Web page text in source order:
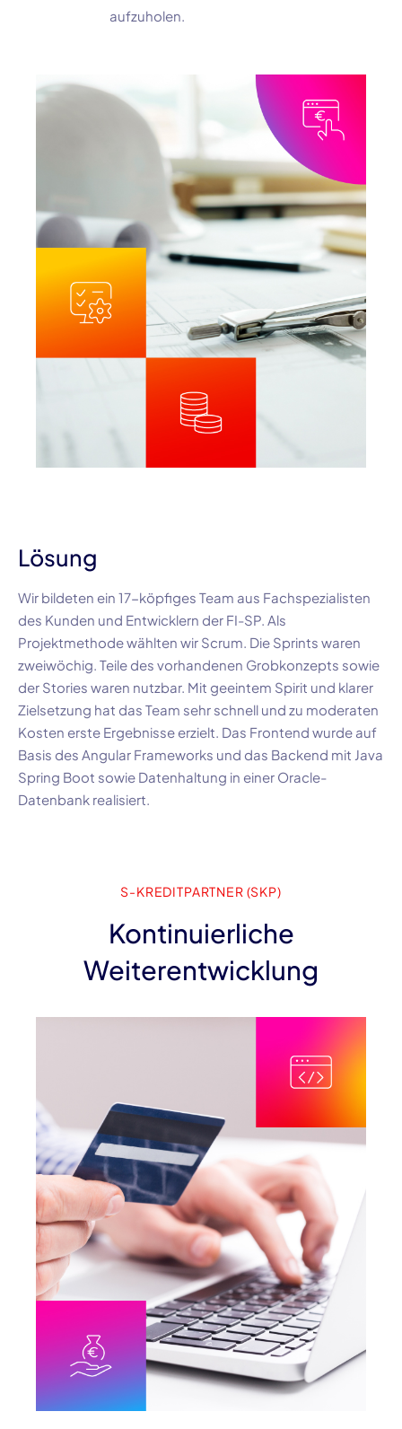
aufzuholen.
Lösung
Wir bildeten ein 17-köpfiges Team aus Fachspezialisten
des Kunden und Entwicklern der FI-SP. Als
Projektmethode wählten wir Scrum. Die Sprints waren
zweiwöchig. Teile des vorhandenen Grobkonzepts sowie
der Stories waren nutzbar. Mit geeintem Spirit und klarer
Zielsetzung hat das Team sehr schnell und zu moderaten
Kosten erste Ergebnisse erzielt. Das Frontend wurde auf
Basis des Angular Frameworks und das Backend mit Java
Spring Boot sowie Datenhaltung in einer Oracle-
Datenbank realisiert.
S-KREDITPARTNER (SKP)
Kontinuierliche
Weiterentwicklung